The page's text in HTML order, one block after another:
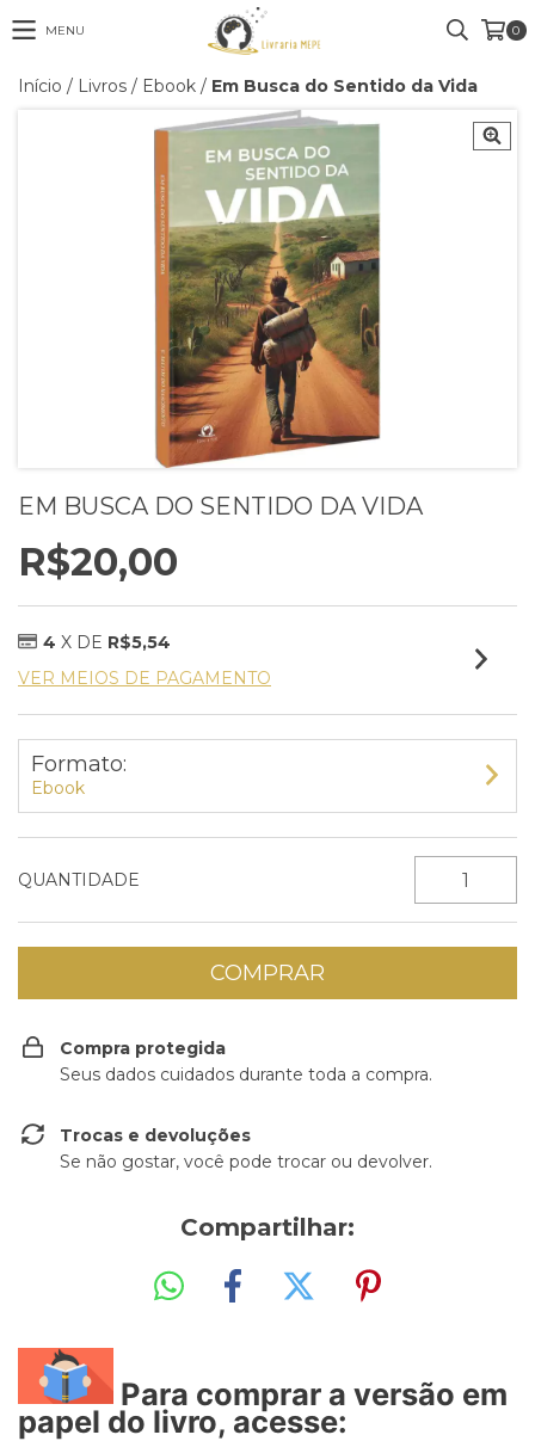
MENU 0
Início / Livros / Ebook / Em Busca do Sentido da Vida
EM BUSCA DO SENTIDO DA VIDA
R$20,00
4 X DE R$5,54
VER MEIOS DE PAGAMENTO
Formato:
Ebook
QUANTIDADE
Compra protegida
Seus dados cuidados durante toda a compra.
Trocas e devoluções
Se não gostar, você pode trocar ou devolver.
Compartilhar:
Para comprar a versão em
papel do livro, acesse: